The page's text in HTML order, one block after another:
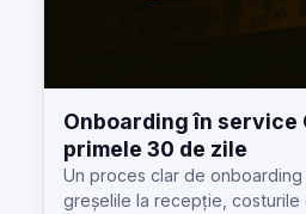
Onboarding în service
primele 30 de zile
Un proces clar de
greșelile la recepție,